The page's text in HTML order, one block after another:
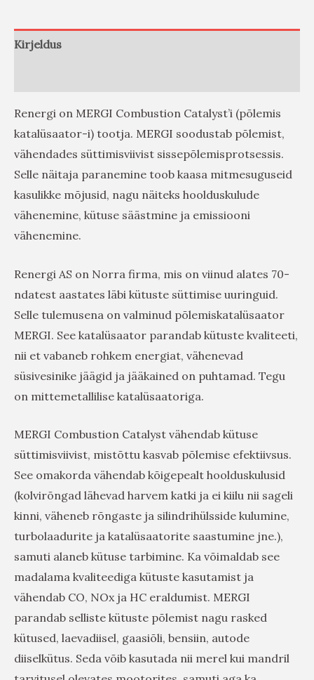
Kirjeldus
Renergi on MERGI Combustion Catalyst’i (põlemis
katalüsaator-i) tootja. MERGI soodustab põlemist,
vähendades süttimisviivist sissepõlemisprotsessis.
Selle näitaja paranemine toob kaasa mitmesuguseid
kasulikke mõjusid, nagu näiteks hoolduskulude
vähenemine, kütuse säästmine ja emissiooni
vähenemine.
Renergi AS on Norra firma, mis on viinud alates 70-
ndatest aastates läbi kütuste süttimise uuringuid.
Selle tulemusena on valminud põlemiskatalüsaator
MERGI. See katalüsaator parandab kütuste kvaliteeti,
nii et vabaneb rohkem energiat, vähenevad
süsivesinike jäägid ja jääkained on puhtamad. Tegu
on mittemetallilise katalüsaatoriga.
MERGI Combustion Catalyst vähendab kütuse
süttimisviivist, mistõttu kasvab põlemise efektiivsus.
See omakorda vähendab kõigepealt hoolduskulusid
(kolvirõngad lähevad harvem katki ja ei kiilu nii sageli
kinni, väheneb rõngaste ja silindrihülsside kulumine,
turbolaadurite ja katalüsaatorite saastumine jne.),
samuti alaneb kütuse tarbimine. Ka võimaldab see
madalama kvaliteediga kütuste kasutamist ja
vähendab CO, NOx ja HC eraldumist. MERGI
parandab selliste kütuste põlemist nagu rasked
kütused, laevadiisel, gaasiõli, bensiin, autode
diiselkütus. Seda võib kasutada nii merel kui mandril